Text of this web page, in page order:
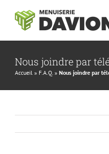
contenu
Nous joindre par
Accueil » F.A.Q. » Nous joindre par